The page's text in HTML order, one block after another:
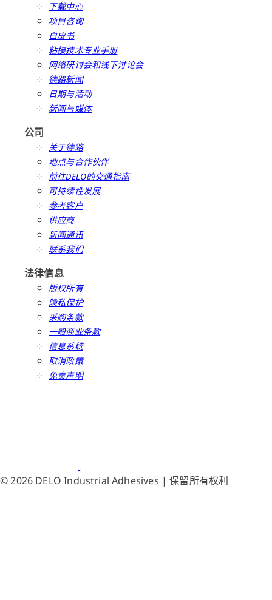
下载中心
项目咨询
白皮书
粘接技术专业手册
网络研讨会和线下讨论会
德路新闻
日期与活动
新闻与媒体
公司
关于德路
地点与合作伙伴
前往DELO的交通指南
可持续性发展
参考客户
供应商
新闻通讯
联系我们
法律信息
版权所有
隐私保护
采购条款
一般商业条款
信息系统
取消政策
免责声明
© 2026 DELO Industrial Adhesives | 保留所有权利